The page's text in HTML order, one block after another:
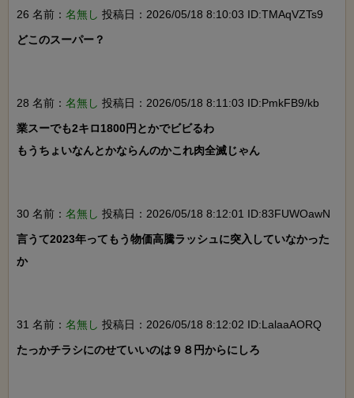
26 名前： 名無し 投稿日：2026/05/18 8:10:03 ID:TMAqVZTs9
どこのスーパー？
28 名前： 名無し 投稿日：2026/05/18 8:11:03 ID:PmkFB9/kb
業スーでも2キロ1800円とかでビビるわ
もうちょいなんとかならんのかこれ肉全滅じゃん
30 名前： 名無し 投稿日：2026/05/18 8:12:01 ID:83FUWOawN
言うて2023年ってもう物価高騰ラッシュに突入していなかった
か
31 名前： 名無し 投稿日：2026/05/18 8:12:02 ID:LalaaAORQ
たっかチラシにのせていいのは９８円からにしろ